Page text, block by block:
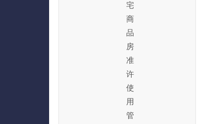
宅
商
品
房
准
许
使
用
管